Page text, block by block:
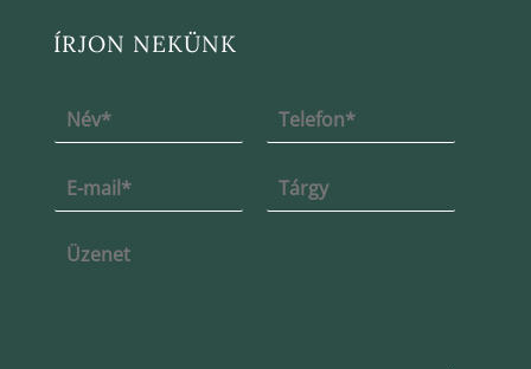
ÍRJON NEKÜNK